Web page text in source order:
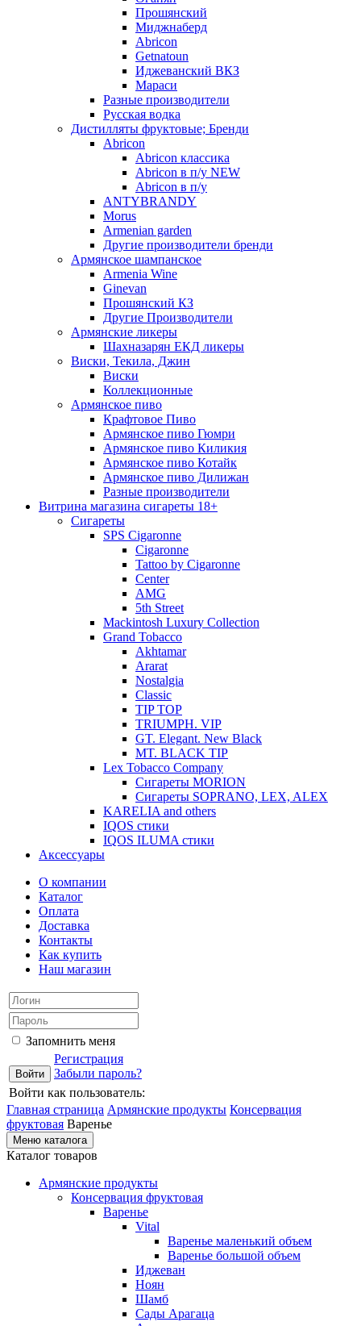
Прошянский
Миджнаберд
Abricon
Getnatoun
Иджеванский ВКЗ
Мараси
Разные производители
Русская водка
Дистилляты фруктовые; Бренди
Abricon
Abricon классика
Abricon в п/у NEW
Abricon в п/у
ANTYBRANDY
Morus
Armenian garden
Другие производители бренди
Армянское шампанское
Armenia Wine
Ginevan
Прошянский КЗ
Другие Производители
Армянские ликеры
Шахназарян ЕКД ликеры
Виски, Текила, Джин
Виски
Коллекционные
Армянское пиво
Крафтовое Пиво
Армянское пиво Гюмри
Армянское пиво Киликия
Армянское пиво Котайк
Армянское пиво Дилижан
Разные производители
Витрина магазина сигареты 18+
Cигареты
SPS Cigaronne
Сigaronne
Tattoo by Cigaronne
Center
AMG
5th Street
Mackintosh Luxury Collection
Grand Tobacco
Akhtamar
Ararat
Nostalgia
Classic
TIP TOP
TRIUMPH. VIP
GT. Elegant. New Black
MT. BLACK TIP
Lex Tobacco Company
Сигареты MORION
Сигареты SOPRANO, LEX, ALEX
KARELIA and others
IQOS стики
IQOS ILUMA стики
Аксессуары
О компании
Каталог
Оплата
Доставка
Контакты
Как купить
Наш магазин
Запомнить меня
Регистрация
Забыли пароль?
Войти как пользователь:
Главная страница Армянские продукты Консервация
фруктовая Варенье
Меню каталога
Каталог товаров
Армянские продукты
Консервация фруктовая
Варенье
Vital
Варенье маленький объем
Варенье большой объем
Иджеван
Ноян
Шамб
Сады Арагаца